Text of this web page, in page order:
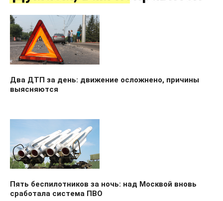
Два ДТП за день: движение осложнено, причины
выясняются
Пять беспилотников за ночь: над Москвой вновь
сработала система ПВО